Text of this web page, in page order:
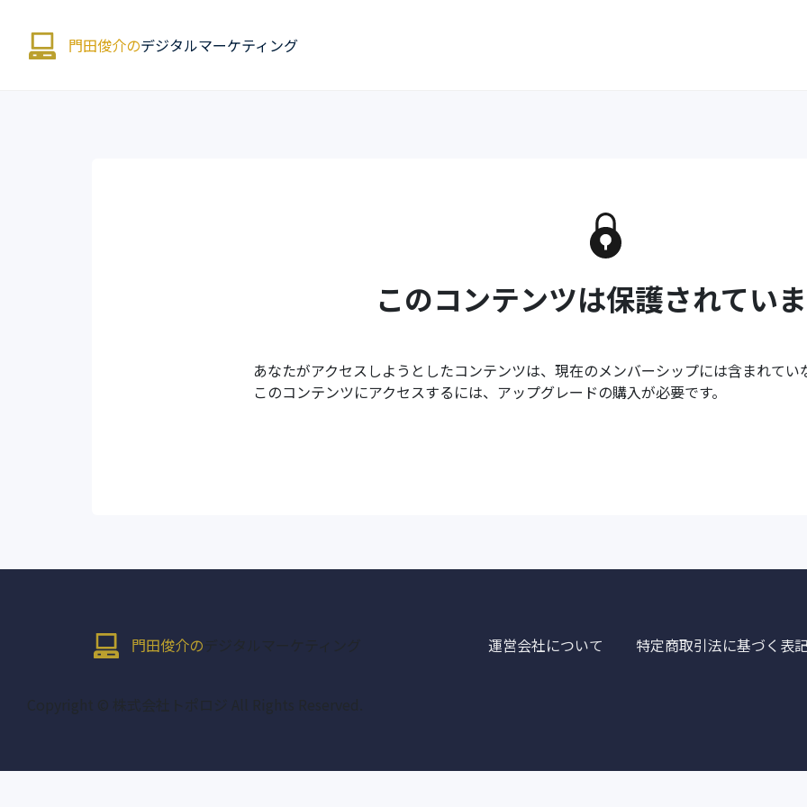
門田俊介のデジタルマーケティング
このコンテンツは保護されてい
あなたがアクセスしようとしたコンテンツは、現在のメンバーシップには含まれてい
このコンテンツにアクセスするには、アップグレードの購入が必要です。
門田俊介の デジタルマーケティング 運営会社について 特定商取引法に基づく表
Copyright © 株式会社トポロジ All Rights Reserved.